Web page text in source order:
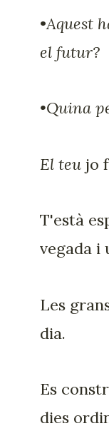
•Aquest
el futur?
•Quina
El teu jo
T'està
vegada i
Les
dia.
Es
dies